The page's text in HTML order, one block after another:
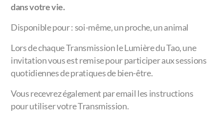
dans votre vie.
Disponible pour : soi-même, un proche, un animal
Lors de chaque Transmission le Lumière du Tao, une
invitation vous est remise pour participer aux sessions
quotidiennes de pratiques de bien-être.
Vous recevrez également par email les instructions
pour utiliser votre Transmission.